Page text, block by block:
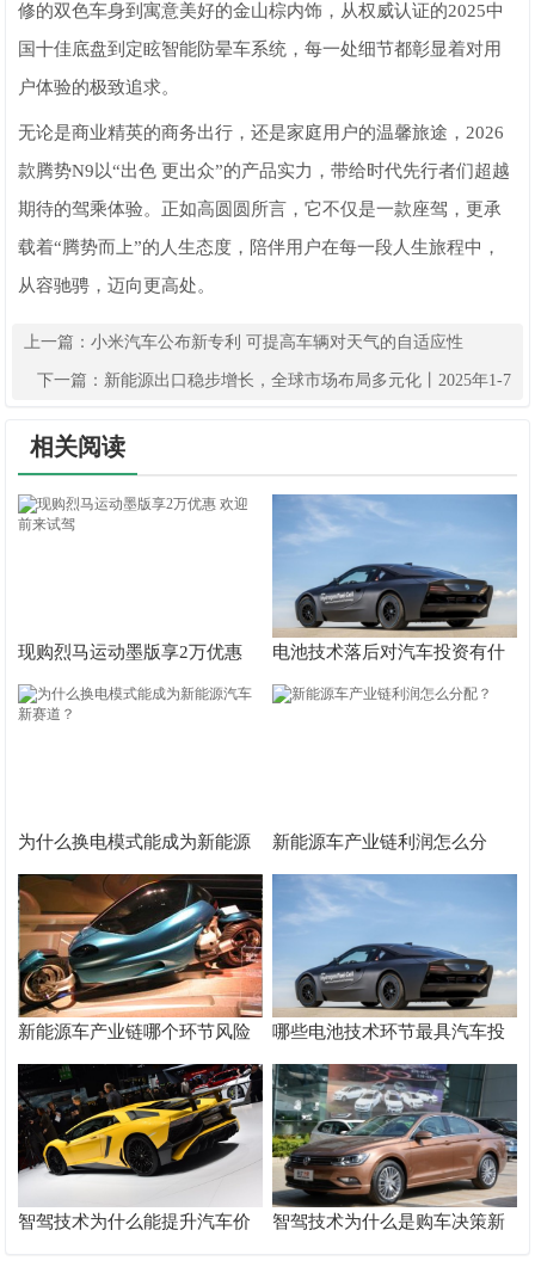
修的双色车身到寓意美好的金山棕内饰，从权威认证的2025中
国十佳底盘到定眩智能防晕车系统，每一处细节都彰显着对用
户体验的极致追求。
无论是商业精英的商务出行，还是家庭用户的温馨旅途，2026
款腾势N9以“出色 更出众”的产品实力，带给时代先行者们超越
期待的驾乘体验。正如高圆圆所言，它不仅是一款座驾，更承
载着“腾势而上”的人生态度，陪伴用户在每一段人生旅程中，
从容驰骋，迈向更高处。
上一篇：小米汽车公布新专利 可提高车辆对天气的自适应性
下一篇： 新能源出口稳步增长，全球市场布局多元化丨2025年1-7
相关阅读
现购烈马运动墨版享2万优惠
欢迎前来试驾
电池技术落后对汽车投资有什
么风险？
为什么换电模式能成为新能源
汽车新赛道？
新能源车产业链利润怎么分
配？
新能源车产业链哪个环节风险
小？
哪些电池技术环节最具汽车投
资潜力？
智驾技术为什么能提升汽车价
智驾技术为什么是购车决策新